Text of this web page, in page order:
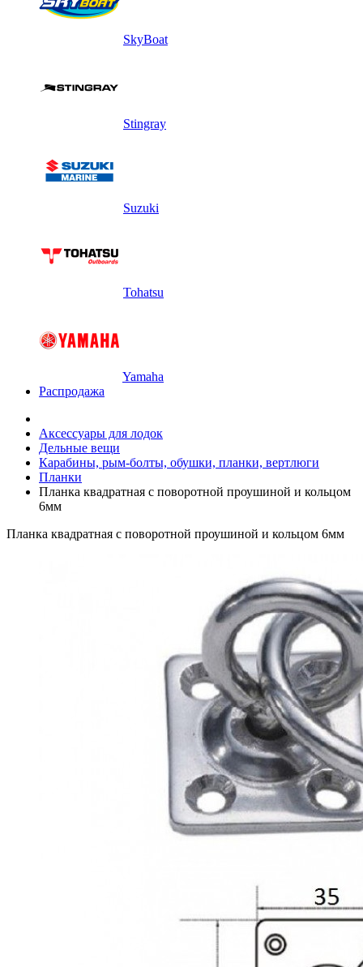
SkyBoat
Stingray
Suzuki
Tohatsu
Yamaha
Распродажа
Аксессуары для лодок
Дельные вещи
Карабины, рым-болты, обушки, планки, вертлюги
Планки
Планка квадратная с поворотной проушиной и кольцом
6мм
Планка квадратная с поворотной проушиной и кольцом 6мм